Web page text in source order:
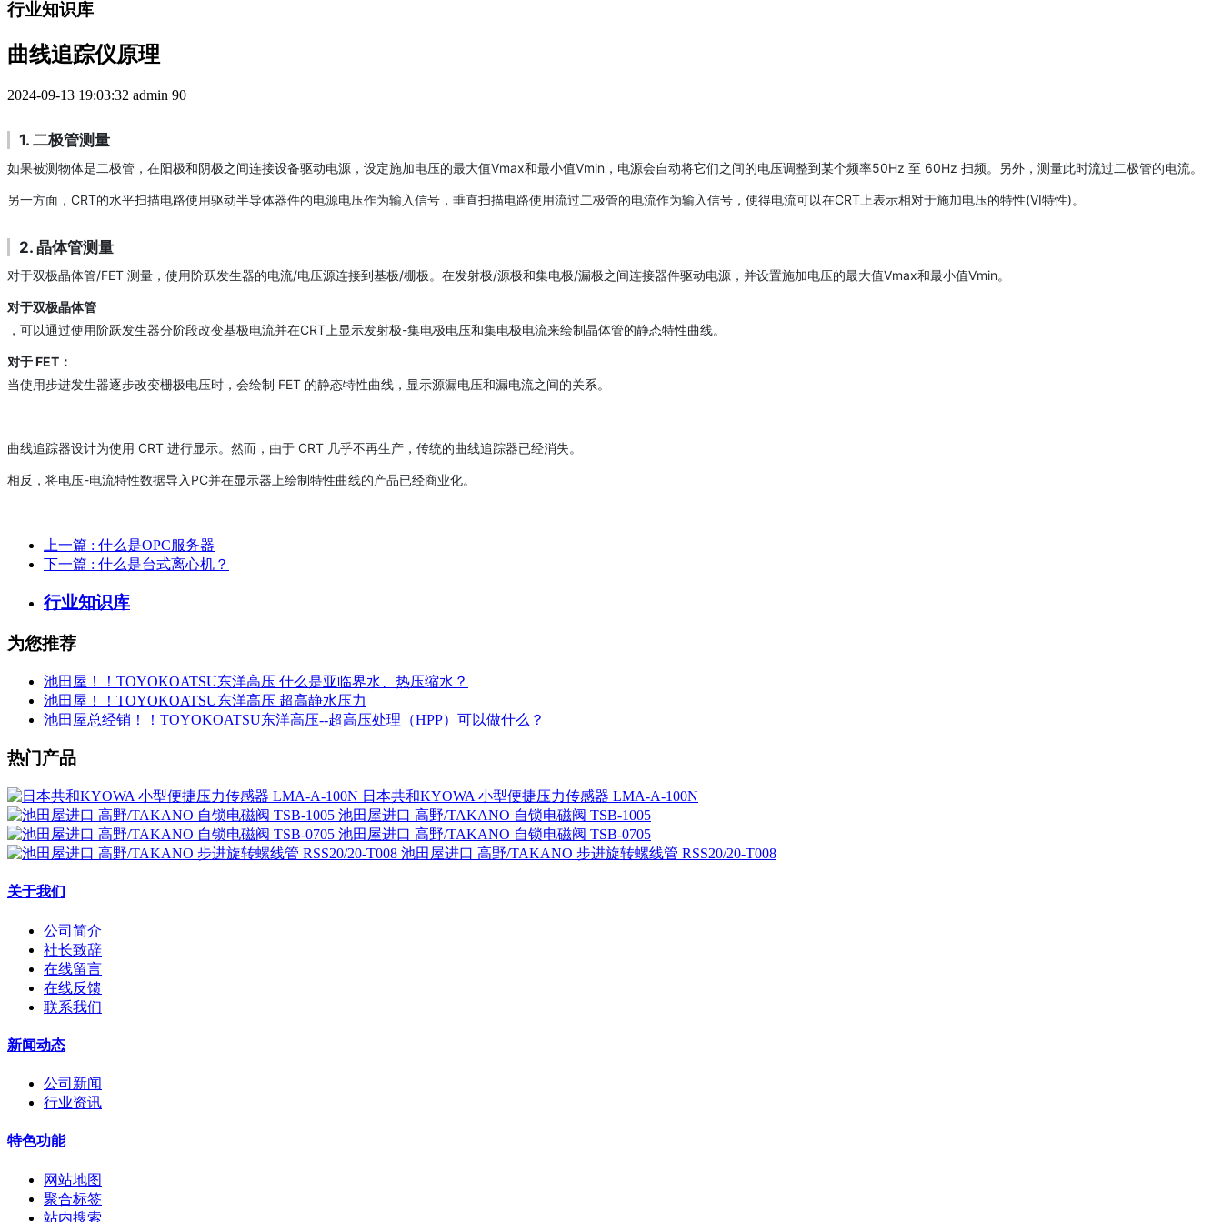
行业知识库
曲线追踪仪原理
2024-09-13 19:03:32 admin 90
1. 二极管测量
如果被测物体是二极管，在阳极和阴极之间连接设备驱动电源，设定施加电压的最大值Vmax和最小值Vmin，电源会自动将它们之间的电压调整到某个频率50Hz 至 60Hz 扫频。另外，测量此时流过二极管的电流。
另一方面，CRT的水平扫描电路使用驱动半导体器件的电源电压作为输入信号，垂直扫描电路使用流过二极管的电流作为输入信号，使得电流可以在CRT上表示相对于施加电压的特性(VI特性)。
2. 晶体管测量
对于双极晶体管/FET 测量，使用阶跃发生器的电流/电压源连接到基极/栅极。在发射极/源极和集电极/漏极之间连接器件驱动电源，并设置施加电压的最大值Vmax和最小值Vmin。
对于双极晶体管
，可以通过使用阶跃发生器分阶段改变基极电流并在CRT上显示发射极-集电极电压和集电极电流来绘制晶体管的静态特性曲线。
对于 FET：
当使用步进发生器逐步改变栅极电压时，会绘制 FET 的静态特性曲线，显示源漏电压和漏电流之间的关系。
曲线追踪器设计为使用 CRT 进行显示。然而，由于 CRT 几乎不再生产，传统的曲线追踪器已经消失。
相反，将电压-电流特性数据导入PC并在显示器上绘制特性曲线的产品已经商业化。
上一篇 : 什么是OPC服务器
下一篇 : 什么是台式离心机？
行业知识库
为您推荐
池田屋！！TOYOKOATSU东洋高压 什么是亚临界水、热压缩水？
池田屋！！TOYOKOATSU东洋高压 超高静水压力
池田屋总经销！！TOYOKOATSU东洋高压--超高压处理（HPP）可以做什么？
热门产品
日本共和KYOWA 小型便捷压力传感器 LMA-A-100N
池田屋进口 高野/TAKANO 自锁电磁阀 TSB-1005
池田屋进口 高野/TAKANO 自锁电磁阀 TSB-0705
池田屋进口 高野/TAKANO 步进旋转螺线管 RSS20/20-T008
关于我们
公司简介
社长致辞
在线留言
在线反馈
联系我们
新闻动态
公司新闻
行业资讯
特色功能
网站地图
聚合标签
站内搜索